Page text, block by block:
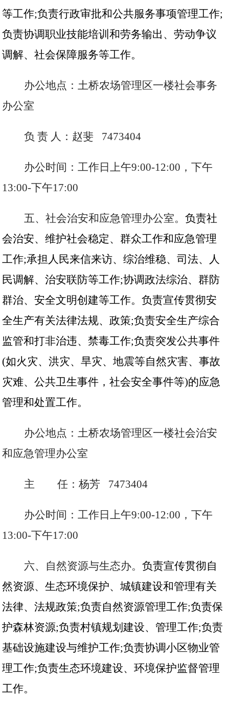
等工作;负责行政审批和公共服务事项管理工作;
负责协调职业技能培训和劳务输出、劳动争议
调解、社会保障服务等工作。
办公地点：土桥农场管理区一楼社会事务
办公室
负 责 人：赵斐 7473404
办公时间：工作日上午9:00-12:00，下午
13:00-下午17:00
五、社会治安和应急管理办公室。负责社
会治安、维护社会稳定、群众工作和应急管理
工作;承担人民来信来访、综治维稳、司法、人
民调解、治安联防等工作;协调政法综治、群防
群治、安全文明创建等工作。负责宣传贯彻安
全生产有关法律法规、政策;负责安全生产综合
监管和打非治违、禁毒工作;负责突发公共事件
(如火灾、洪灾、旱灾、地震等自然灾害、事故
灾难、公共卫生事件，社会安全事件等)的应急
管理和处置工作。
办公地点：土桥农场管理区一楼社会治安
和应急管理办公室
主 任：杨芳 7473404
办公时间：工作日上午9:00-12:00，下午
13:00-下午17:00
六、自然资源与生态办。负责宣传贯彻自
然资源、生态环境保护、城镇建设和管理有关
法律、法规政策;负责自然资源管理工作;负责保
护森林资源;负责村镇规划建设、管理工作;负责
基础设施建设与维护工作;负责协调小区物业管
理工作;负责生态环境建设、环境保护监督管理
工作。